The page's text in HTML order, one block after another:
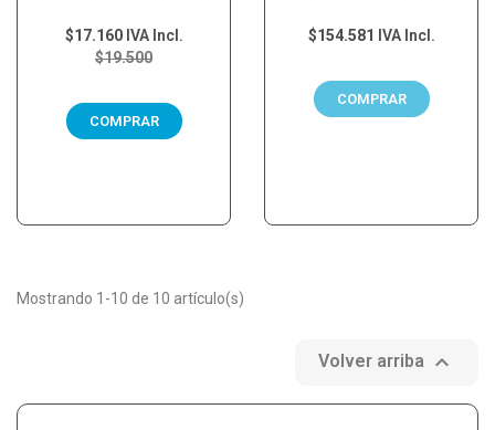
$19.500
$17.160 IVA Incl.
COMPRAR
$154.581
IVA Incl.
COMPRAR
Mostrando 1-10 de 10 artículo(s)
Volver arriba 